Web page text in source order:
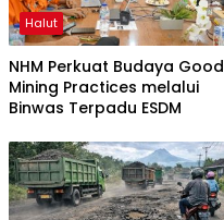
Halut
NHM Perkuat Budaya Good
Mining Practices melalui
Binwas Terpadu ESDM